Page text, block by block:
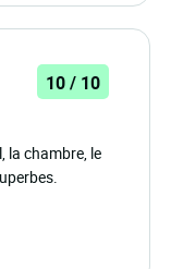
10 / 10
la chambre, le